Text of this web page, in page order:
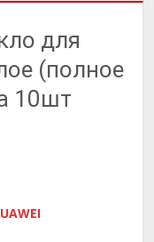
для
(полное
10шт